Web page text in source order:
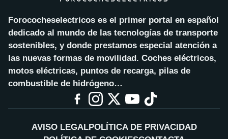
Forococheselectricos es el primer portal en español
dedicado al mundo de las tecnologías de transporte
sostenibles, y donde prestamos especial atención a
las nuevas formas de movilidad. Coches eléctricos,
motos eléctricas, puntos de recarga, pilas de
combustible de hidrógeno…
AVISO LEGALPOLÍTICA DE PRIVACIDAD